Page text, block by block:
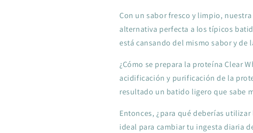
Con un sabor fresco y limpio,
alternativa perfecta a los típicos
está cansando del mismo sabor y de
¿Cómo se prepara la proteína Clear
acidificación y purificación de la
resultado un batido ligero que sabe
Entonces, ¿para qué deberías utilizar
ideal para cambiar tu ingesta diaria